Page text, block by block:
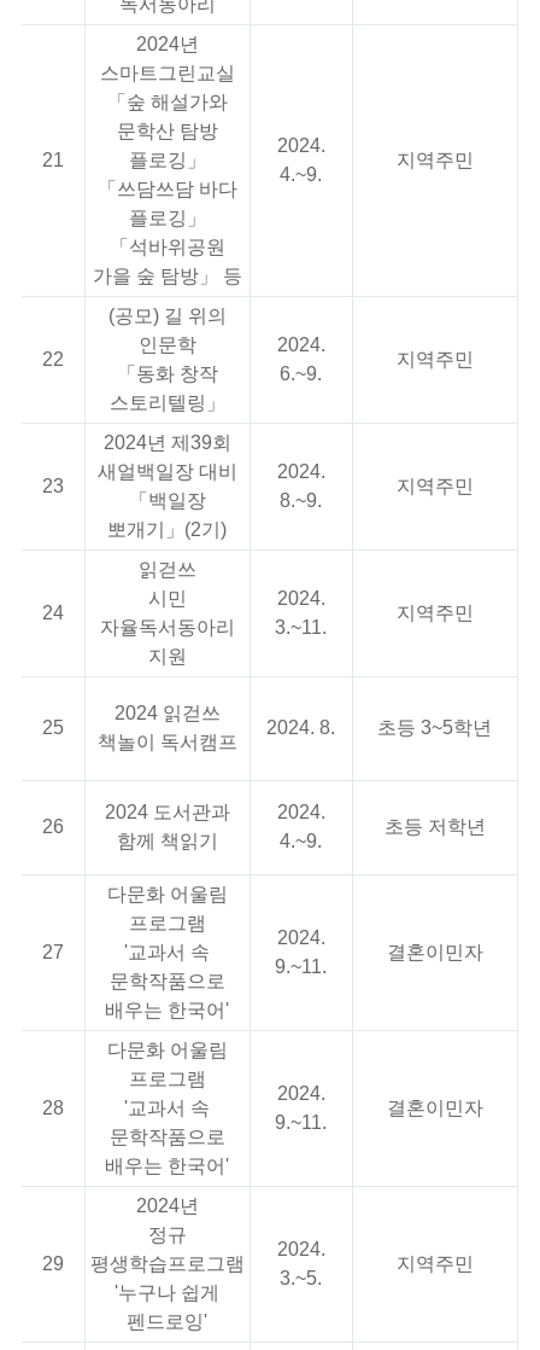
독서동아리
21
2024년
스마트그린교실
「숲 해설가와
문학산 탐방
플로깅」
「쓰담쓰담 바다
플로깅」
「석바위공원
가을 숲 탐방」 등
2024.
4.~9.
지역주민
22
(공모) 길 위의
인문학
「동화 창작
스토리텔링」
2024.
6.~9.
지역주민
23
2024년 제39회
새얼백일장 대비
「백일장
뽀개기」(2기)
2024.
8.~9.
지역주민
24
읽걷쓰
시민
자율독서동아리
지원
2024.
3.~11.
지역주민
25
2024 읽걷쓰
책놀이 독서캠프
2024. 8. 초등 3~5학년
26
2024 도서관과
함께 책읽기
2024.
4.~9.
초등 저학년
27
다문화 어울림
프로그램
'교과서 속
문학작품으로
배우는 한국어'
2024.
9.~11.
결혼이민자
28
다문화 어울림
프로그램
'교과서 속
문학작품으로
배우는 한국어'
2024.
9.~11.
결혼이민자
29
2024년
정규
평생학습프로그램
'누구나 쉽게
펜드로잉'
2024.
3.~5.
지역주민